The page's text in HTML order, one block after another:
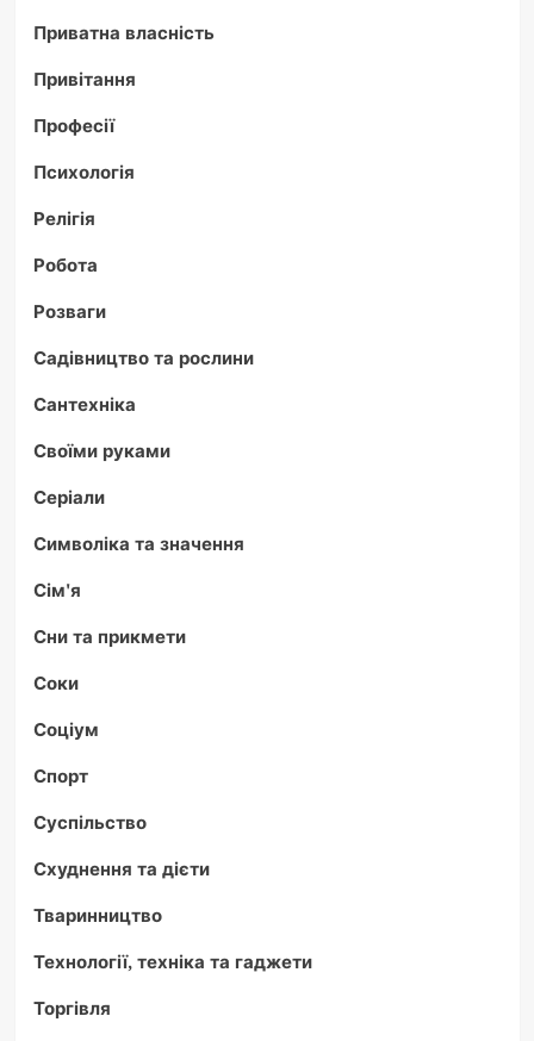
Приватна власність
Привітання
Професії
Психологія
Релігія
Робота
Розваги
Садівництво та рослини
Сантехніка
Своїми руками
Серіали
Символіка та значення
Сім'я
Сни та прикмети
Соки
Соціум
Спорт
Суспільство
Схуднення та дієти
Тваринництво
Технології, техніка та гаджети
Торгівля